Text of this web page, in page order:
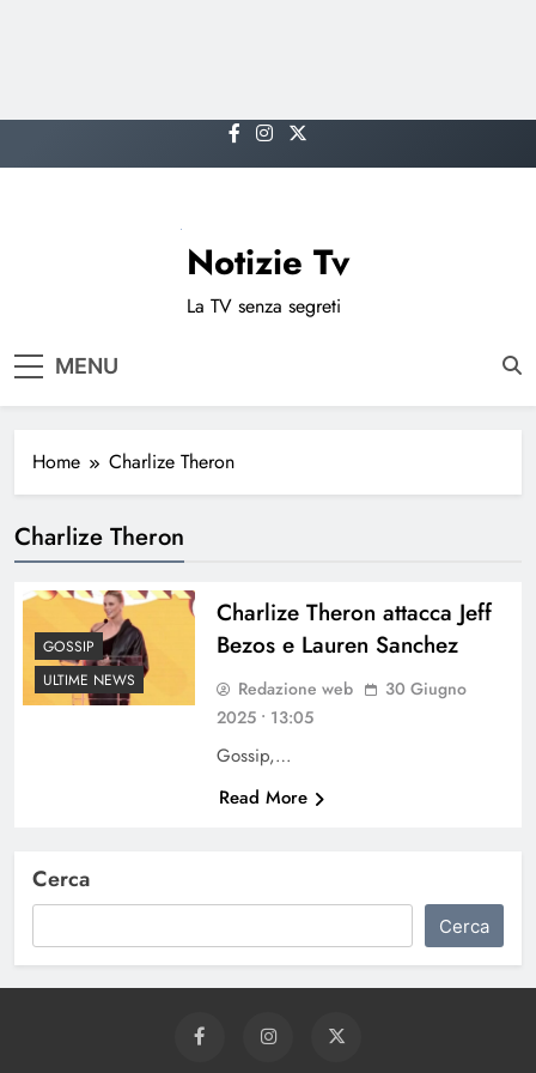
to
Notizie Tv
La TV senza segreti
MENU
Home Charlize Theron
Charlize Theron
GOSSIP
ULTIME NEWS
Charlize Theron attacca Jeff
Bezos e Lauren Sanchez
Redazione web
30 Giugno
2025 • 13:05
Gossip,…
Read More
Cerca
Cerca